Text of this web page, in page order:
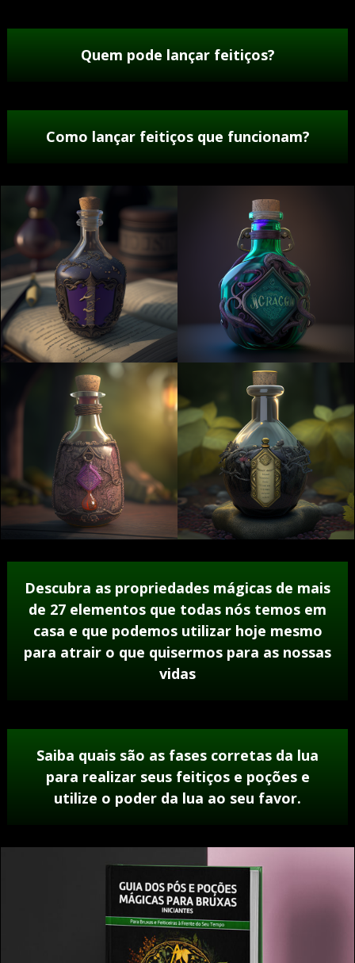
Quem pode lançar feitiços?
Como lançar feitiços que funcionam?
Descubra as propriedades mágicas de mais
de 27 elementos que todas nós temos em
casa e que podemos utilizar hoje mesmo
para atrair o que quisermos para as nossas
vidas
Saiba quais são as fases corretas da lua
para realizar seus feitiços e poções e
utilize o poder da lua ao seu favor.